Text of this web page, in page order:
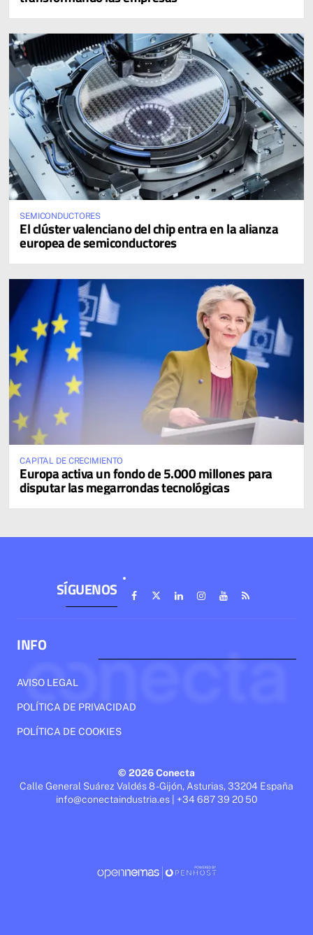
SEMICONDUCTORES
El clúster valenciano del chip entra en la alianza
europea de semiconductores
CAPITAL DE CRECIMIENTO
Europa activa un fondo de 5.000 millones para
disputar las megarrondas tecnológicas
SÍGUENOS
INFO
AVISO LEGAL
POLÍTICA DE PRIVACIDAD
POLÍTICA DE COOKIES
© 2026 Conecta
Calle General Suárez Valdés 8 - Gijón, Asturias, 33204 España
info@conectaindustria.es | +34 687 39 20 50